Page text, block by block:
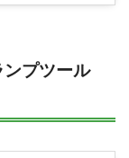
プツール